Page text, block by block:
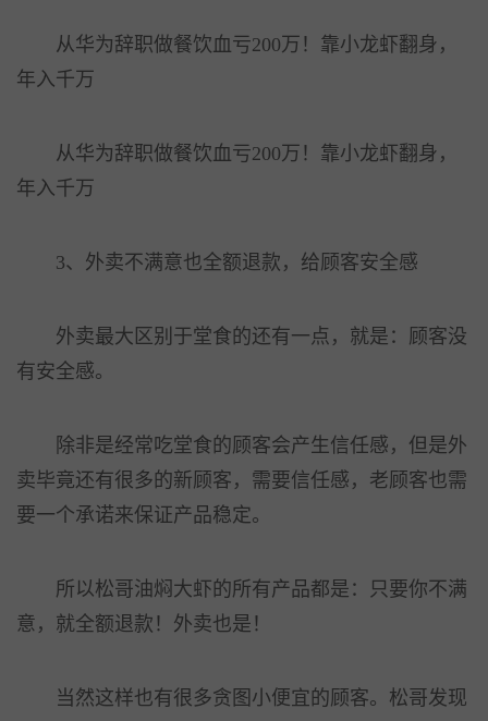
从华为辞职做餐饮血亏200万！靠小龙虾翻身，
年入千万
从华为辞职做餐饮血亏200万！靠小龙虾翻身，
年入千万
3、外卖不满意也全额退款，给顾客安全感
外卖最大区别于堂食的还有一点，就是：顾客没
有安全感。
除非是经常吃堂食的顾客会产生信任感，但是外
卖毕竟还有很多的新顾客，需要信任感，老顾客也需
要一个承诺来保证产品稳定。
所以松哥油焖大虾的所有产品都是：只要你不满
意，就全额退款！外卖也是！
当然这样也有很多贪图小便宜的顾客。松哥发现